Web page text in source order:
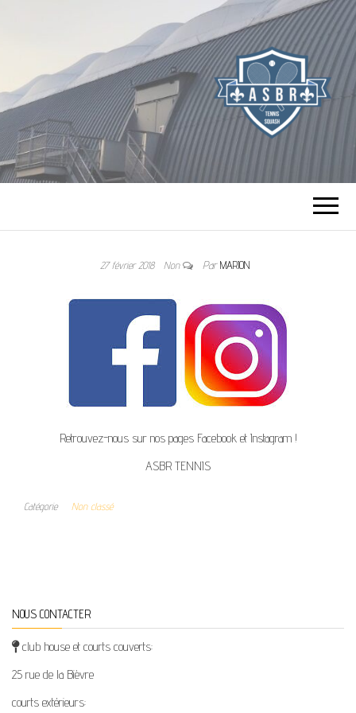
TENNIS SQUASH
DE BOURG LA
REINE
27 février 2018 Non ParMARION
Retrouvez-nous sur nos pages Facebook et Instagram !
ASBR TENNIS
Catégorie Non classé
NOUS CONTACTER
club house et courts couverts:
25 rue de la Bièvre
courts extérieurs: